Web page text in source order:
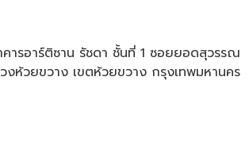
ารอาร์ติซาน รัชดา ชั้นที่ 1 ซอยยอดสุวรรณ
งห้วยขวาง เขตห้วยขวาง กรุงเทพมหานคร